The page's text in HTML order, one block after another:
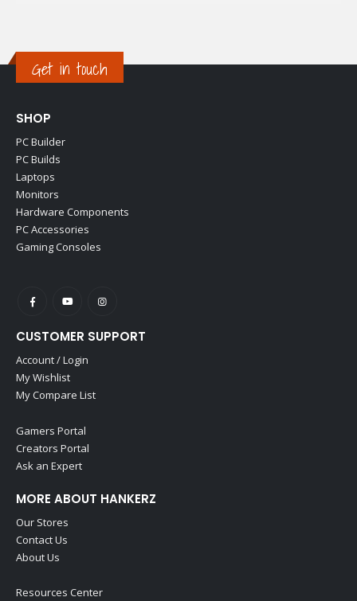
Get in touch
SHOP
PC Builder
PC Builds
Laptops
Monitors
Hardware Components
PC Accessories
Gaming Consoles
CUSTOMER SUPPORT
Account / Login
My Wishlist
My Compare List
Gamers Portal
Creators Portal
Ask an Expert
MORE ABOUT HANKERZ
Our Stores
Contact Us
About Us
Resources Center